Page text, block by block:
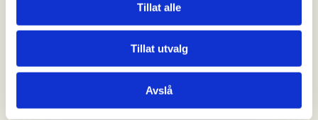
Tillat alle
Tillat utvalg
Avslå
Ved dårlig vær kan arrangement bli utsatt.